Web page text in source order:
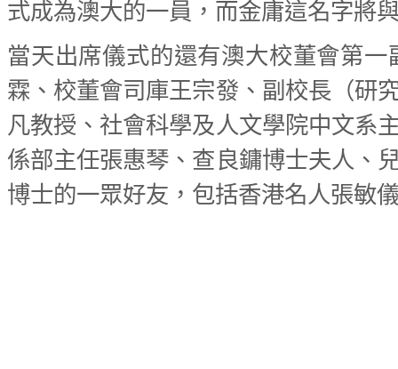
式成為澳大的一員，而金庸這名字將
當天出席儀式的還有澳大校董會第
霖、校董會司庫王宗發、副校長（研
凡教授、社會科學及人文學院中文系
係部主任張惠琴、查良鏞博士夫人、
博士的一眾好友，包括香港名人張敏